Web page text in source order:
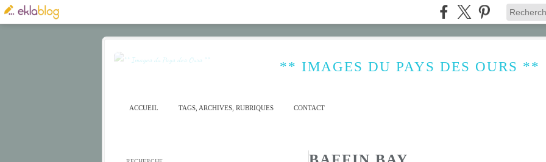
** IMAGES DU PAYS DES OURS **
ACCUEIL TAGS, ARCHIVES, RUBRIQUES CONTACT